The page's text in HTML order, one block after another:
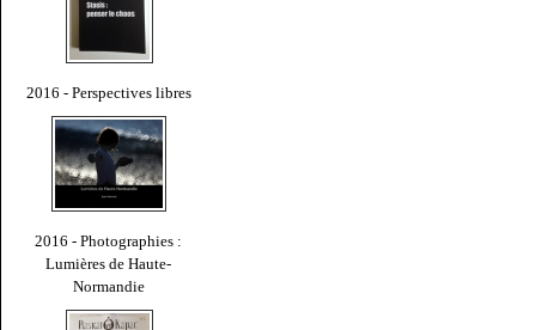
2016 - Perspectives libres
2016 - Photographies :
Lumières de Haute-
Normandie